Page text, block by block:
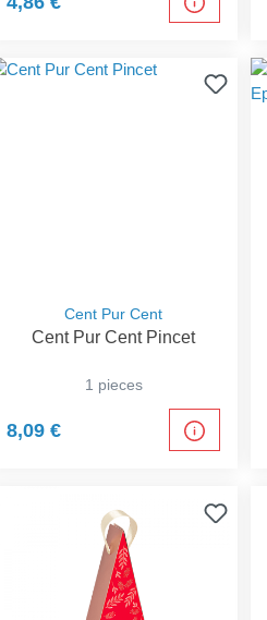
Cent Pur Cent
Cent Pur Cent Pincet
1 pieces
8,09 €